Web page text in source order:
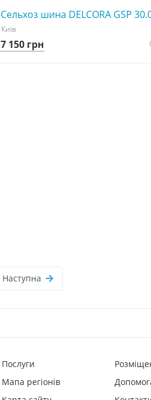
Сельхоз шина DELCORA GSP
Київ
7 150 грн
Наступна
Послуги
Мапа регіонів